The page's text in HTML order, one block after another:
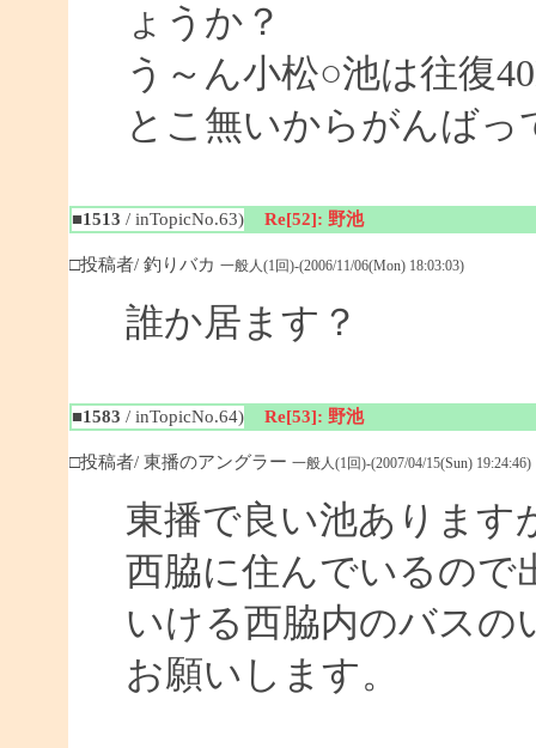
ょうか？
う～ん小松○池は往復
とこ無いからがんば
■1513 / inTopicNo.63) Re[52]: 野池
□投稿者/ 釣りバカ 一般人(1回)-(2006/11/06(Mon) 18:03:03)
誰か居ます？
■1583 / inTopicNo.64) Re[53]: 野池
□投稿者/ 東播のアングラー 一般人(1回)-(2007/04/15(Sun) 19:24:46)
東播で良い池あります
西脇に住んでいるので
いける西脇内のバスの
お願いします。